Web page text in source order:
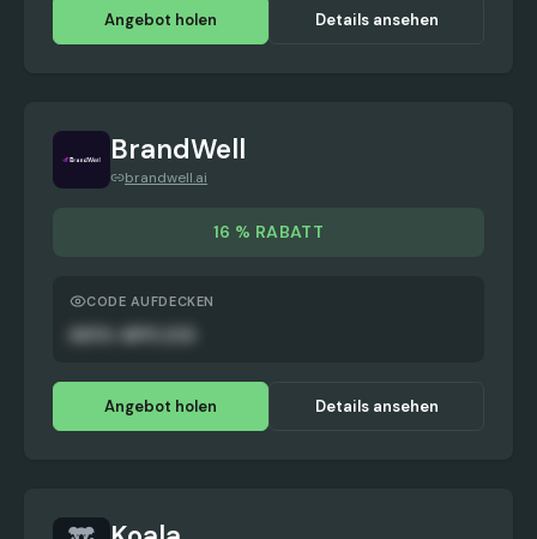
Angebot holen Details ansehen
BrandWell
brandwell.ai
16 % RABATT
CODE AUFDECKEN
Angebot holen Details ansehen